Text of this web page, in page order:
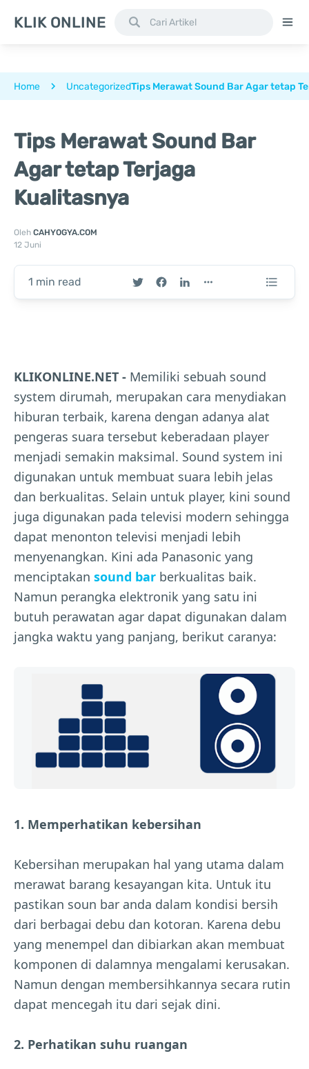
KLIK ONLINE
Home UncategorizedTips Merawat Sound Bar Agar tetap
Tips Merawat Sound Bar
Agar tetap Terjaga
Kualitasnya
Oleh CAHYOGYA.COM
12 Juni
1 min read
KLIKONLINE.NET - Memiliki sebuah sound
system dirumah, merupakan cara menydiakan
hiburan terbaik, karena dengan adanya alat
pengeras suara tersebut keberadaan player
menjadi semakin maksimal. Sound system ini
digunakan untuk membuat suara lebih jelas
dan berkualitas. Selain untuk player, kini sound
juga digunakan pada televisi modern sehingga
dapat menonton televisi menjadi lebih
menyenangkan. Kini ada Panasonic yang
menciptakan sound bar berkualitas baik.
Namun perangka elektronik yang satu ini
butuh perawatan agar dapat digunakan dalam
jangka waktu yang panjang, berikut caranya:
1. Memperhatikan kebersihan
Kebersihan merupakan hal yang utama dalam
merawat barang kesayangan kita. Untuk itu
pastikan soun bar anda dalam kondisi bersih
dari berbagai debu dan kotoran. Karena debu
yang menempel dan dibiarkan akan membuat
komponen di dalamnya mengalami kerusakan.
Namun dengan membersihkannya secara rutin
dapat mencegah itu dari sejak dini.
2. Perhatikan suhu ruangan